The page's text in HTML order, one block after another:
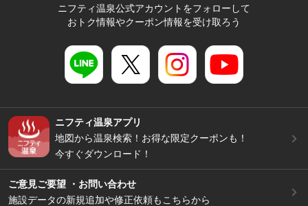
ニフティ温泉公式アカウントをフォローして
おトク情報やクーポン情報を受け取ろう
ニフティ温泉アプリ
地図から温泉検索！お得な限定クーポンも！
今すぐダウンロード！
ご意見ご要望 ・お問い合わせ
施設データの新規追加や修正依頼もこちらから